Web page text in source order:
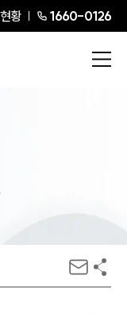
황 1660-0126